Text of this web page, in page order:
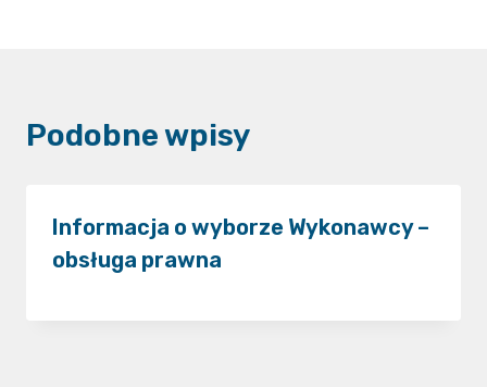
Podobne wpisy
Informacja o wyborze Wykonawcy –
obsługa prawna